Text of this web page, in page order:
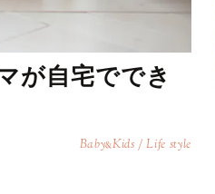
が自宅ででき
Baby&Kids / Life style